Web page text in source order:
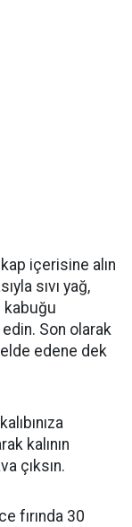
içerisine alın
sıvı yağ,
kabuğu
Son olarak
edene dek
kalının
çıksın.
fırında 30